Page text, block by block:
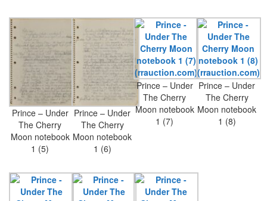
Prince – Under
The Cherry
Moon notebook
1 (5)
Prince – Under
The Cherry
Moon notebook
1 (6)
Prince – Under
The Cherry
Moon notebook
1 (7)
Prince – Under
The Cherry
Moon notebook
1 (8)